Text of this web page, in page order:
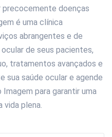
doenças
é uma clínica
abrangentes e de
de seus pacientes,
tratamentos avançados e
sua saúde ocular e agende
para garantir uma
vida plena.